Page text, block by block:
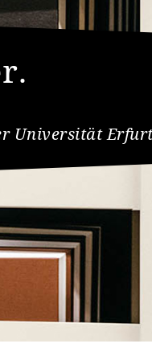
Universität